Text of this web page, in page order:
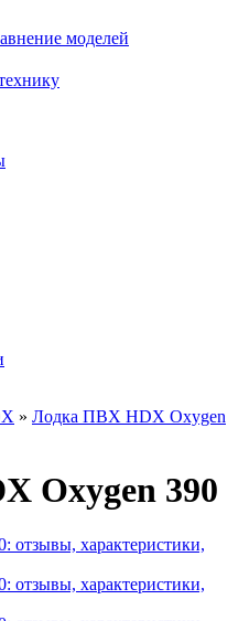
моделей
» Лодка ПВХ HDX Oxygen
Oxygen 390